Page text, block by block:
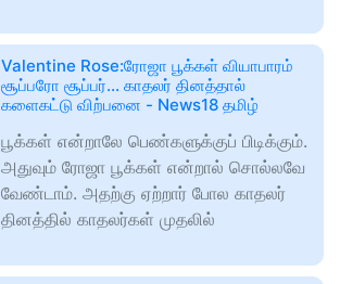
Valentine Rose:ரோஜா பூக்கள் வியாபாரம்
சூப்பரோ சூப்பர்... காதலர் தினத்தால்
களைகட்டு விற்பனை - News18 தமிழ்
பூக்கள் என்றாலே பெண்களுக்குப் பிடிக்கும்.
அதுவும் ரோஜா பூக்கள் என்றால் சொல்லவே
வேண்டாம். அதற்கு ஏற்றார் போல காதலர்
தினத்தில் காதலர்கள் முதலில்